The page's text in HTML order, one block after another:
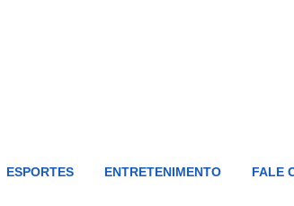
ESPORTES ENTRETENIMENTO FALE